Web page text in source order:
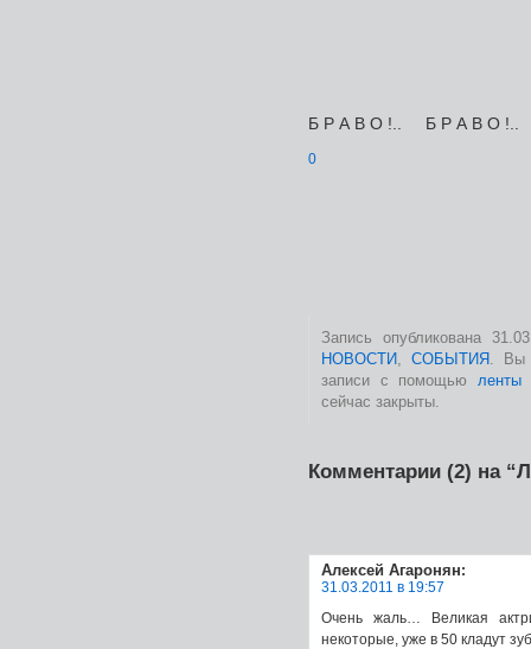
Б Р А В О !.. Б Р А В О !..
0
Запись опубликована
НОВОСТИ
СОБЫТИЯ . Вы
записи с помощью ленты
сейчас закрыты.
Комментарии (2) на
Алексей Агаронян:
31.03.2011 в 19:57
Очень жаль… Великая
некоторые, уже в 50 кладут